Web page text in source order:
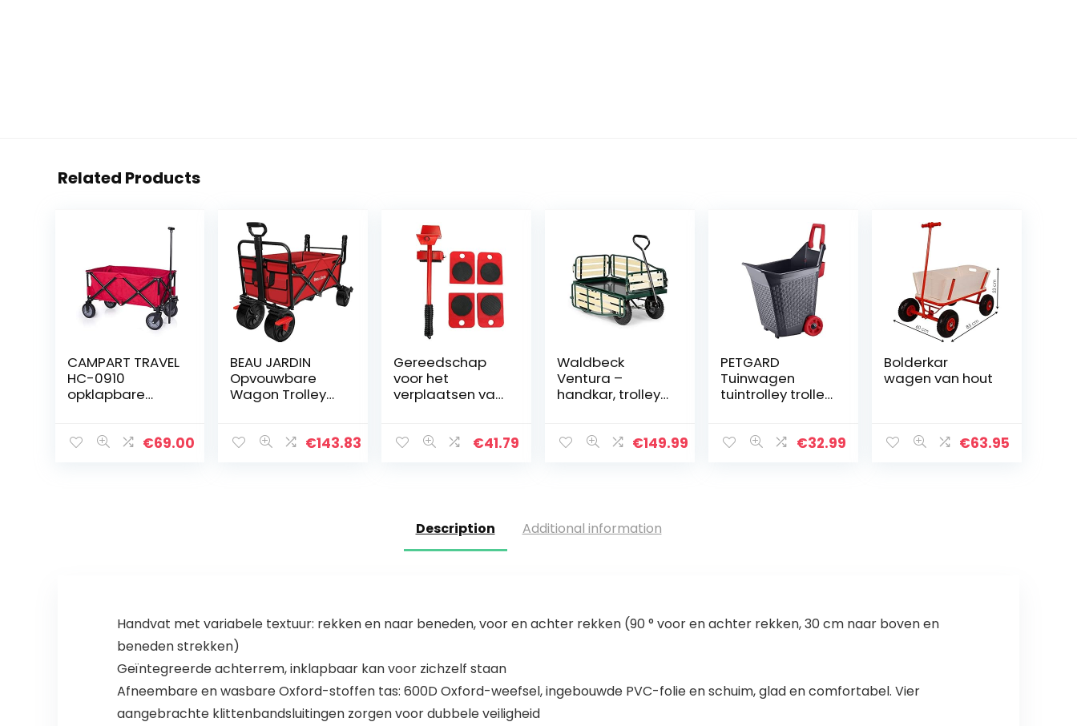
Related Products
CAMPART TRAVEL
HC-0910
opklapbare
kilogram
€69.00
BEAU JARDIN
Opvouwbare
Wagon Trolley
Capaciteit €143.83
Gereedschap
voor het
verplaatsen van
ort Shifter Mover
€41.79
Waldbeck
Ventura –
handkar, trolley,
weerbestendig,
€149.99
PETGARD
Tuinwagen
tuintrolley trolley
59 x 50 x 72 cm
€32.99
Bolderkar
wagen van hout
€63.95
Description Additional information
Handvat met variabele textuur: rekken en naar beneden, voor en achter rekken (90 ° voor en achter rekken, 30 cm naar boven en
beneden strekken)
Geïntegreerde achterrem, inklapbaar kan voor zichzelf staan
Afneembare en wasbare Oxford-stoffen tas: 600D Oxford-weefsel, ingebouwde PVC-folie en schuim, glad en comfortabel. Vier
aangebrachte klittenbandsluitingen zorgen voor dubbele veiligheid